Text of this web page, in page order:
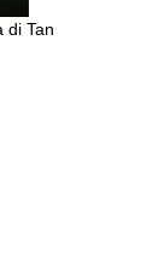
di Tan